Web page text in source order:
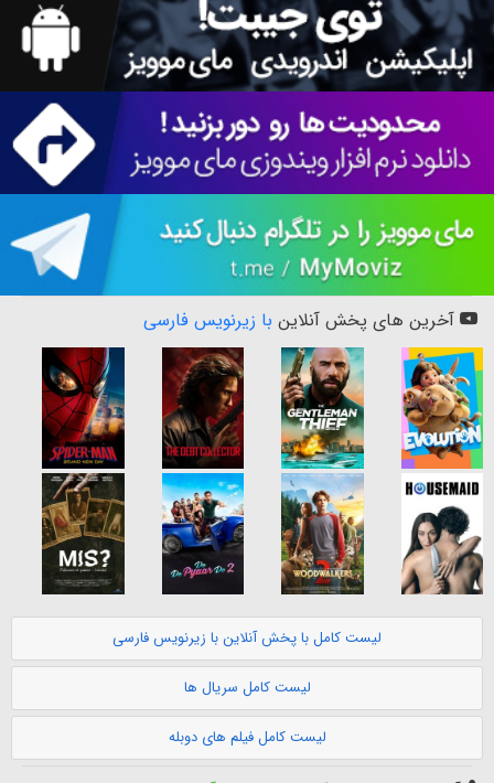
آخرین های پخش آنلاین با زیرنویس فارسی
لیست کامل با پخش آنلاین با زیرنویس فارسی
لیست کامل سریال ها
لیست کامل فیلم های دوبله